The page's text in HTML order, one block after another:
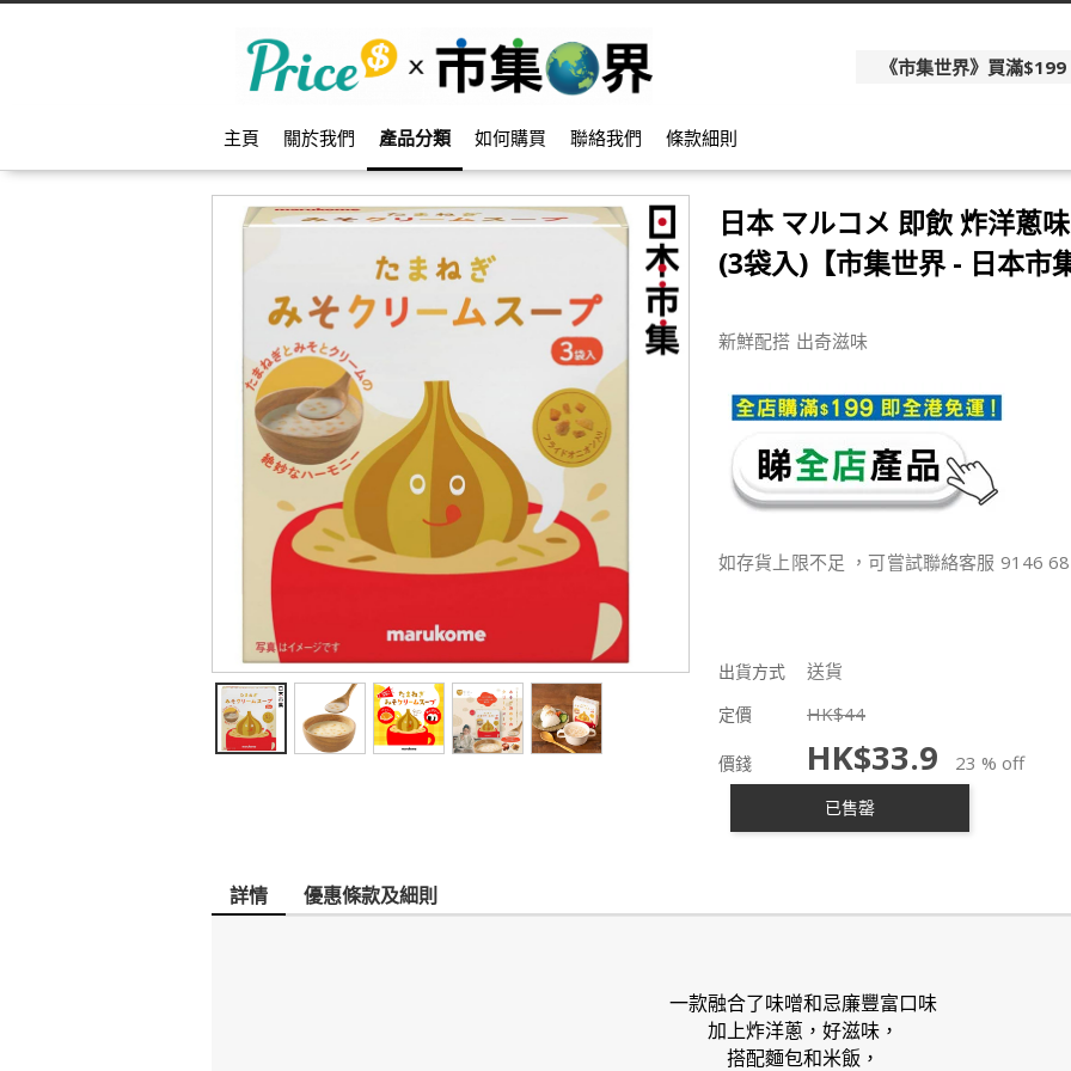
《市集世界》買滿
主頁 關於我們 產品分類 如何購買 聯絡我們 條款細則
日本 マルコメ 即飲 炸洋蔥
(3袋入)【市集世界 - 日本市
新鮮配搭 出奇滋味
如存貨上限不足 ，可嘗試聯絡客服 9146
出貨方式 送貨
定價 HK$44
價錢 HK$33.9 23 % off
已售罄
詳情 優惠條款及細則
一款融合了味噌和忌廉豐富口味
加上炸洋蔥，好滋味，
搭配麵包和米飯，